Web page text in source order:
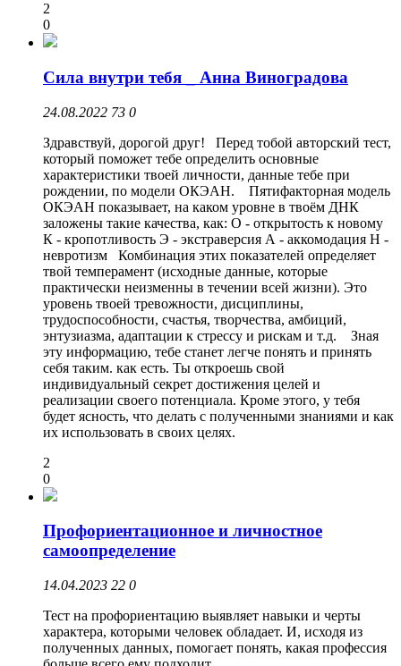
2
0
Сила внутри тебя _ Анна Виноградова
24.08.2022 73 0
Здравствуй, дорогой друг! Перед тобой авторский тест,
который поможет тебе определить основные
характеристики твоей личности, данные тебе при
рождении, по модели ОКЭАН. Пятифакторная модель
ОКЭАН показывает, на каком уровне в твоём ДНК
заложены такие качества, как: О - открытость к новому
К - кропотливость Э - экстраверсия А - аккомодация Н -
невротизм Комбинация этих показателей определяет
твой темперамент (исходные данные, которые
практически неизменны в течении всей жизни). Это
уровень твоей тревожности, дисциплины,
трудоспособности, счастья, творчества, амбиций,
энтузиазма, адаптации к стрессу и рискам и т.д. Зная
эту информацию, тебе станет легче понять и принять
себя таким. как есть. Ты откроешь свой
индивидуальный секрет достижения целей и
реализации своего потенциала. Кроме этого, у тебя
будет ясность, что делать с полученными знаниями и как
их использовать в своих целях.
2
0
Профориентационное и личностное
самоопределение
14.04.2023 22 0
Тест на профориентацию выявляет навыки и черты
характера, которыми человек обладает. И, исходя из
полученных данных, помогает понять, какая профессия